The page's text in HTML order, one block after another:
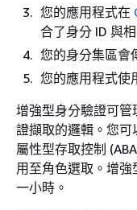
您的應用程式在
合了身分 ID 與
您的身分集區會
您的應用程式使
增強型身分驗證可管
證擷取的邏輯。您
屬性型存取控制
用至角色選取。增強
一小時。